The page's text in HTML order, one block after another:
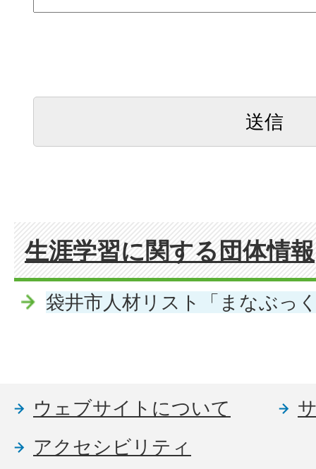
生涯学習に関する団体情報
袋井市人材リスト「まなぶっ
ウェブサイトについて
アクセシビリティ